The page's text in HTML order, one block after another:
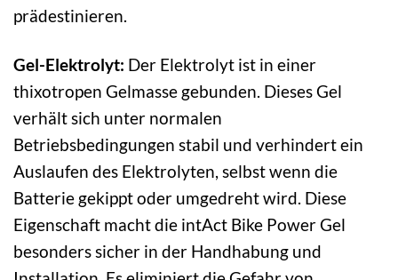
prädestinieren.
Gel-Elektrolyt: Der Elektrolyt ist in einer
thixotropen Gelmasse gebunden. Dieses Gel
verhält sich unter normalen
Betriebsbedingungen stabil und verhindert ein
Auslaufen des Elektrolyten, selbst wenn die
Batterie gekippt oder umgedreht wird. Diese
Eigenschaft macht die intAct Bike Power Gel
besonders sicher in der Handhabung und